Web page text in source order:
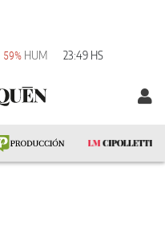
59% HUM 23:49 HS